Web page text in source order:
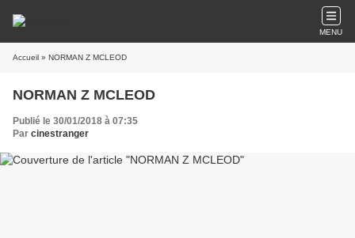
MENU
Accueil » NORMAN Z MCLEOD
NORMAN Z MCLEOD
Publié le 30/01/2018 à 07:35
Par cinestranger